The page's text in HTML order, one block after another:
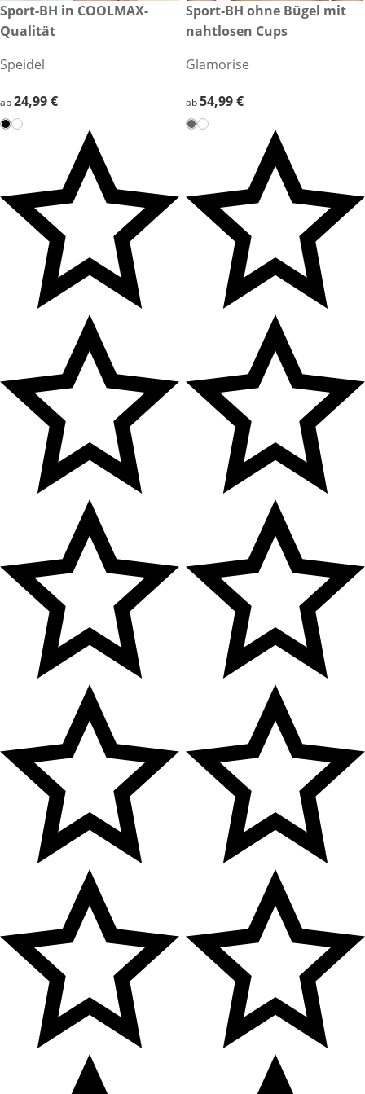
24,99 €
Sport-BH in COOLMAX-
Qualität
Speidel
24,99 €
ab24,99 €
54,99 €
Sport-BH ohne Bügel mit
nahtlosen Cups
Glamorise
54,99 €
ab54,99 €